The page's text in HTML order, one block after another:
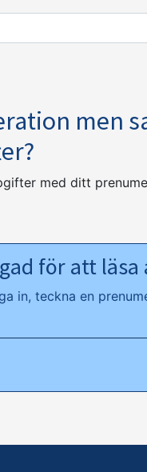
men
med ditt
för att
in, teckna en